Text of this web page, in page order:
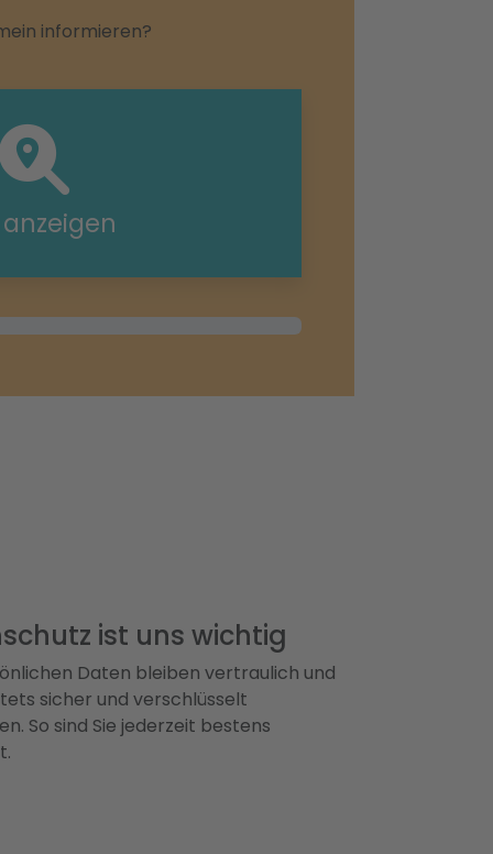
informieren?
ist uns wichtig
Daten bleiben vertraulich und
sicher und verschlüsselt
So sind Sie jederzeit bestens